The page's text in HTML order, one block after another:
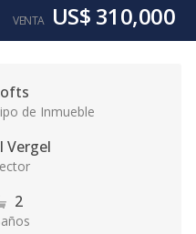
VENTA US$ 310,000
de Inmueble
Vergel
2